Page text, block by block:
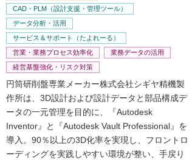
CAD・PLM（設計支援・管理ツール）
データ分析・活用
サービス＆サポート（たよれーる）
営業・業務プロセス効率化
業務データの活用
経営基盤強化・リスク対策
円筒研削盤専業メーカー株式会社シギヤ精機製
作所は、3D設計および設計データと部品構成デ
ータの一元管理を目的に、『Autodesk
Inventor』と『Autodesk Vault Professional』を
導入。90％以上の3D化率を実現し、フロントロ
ーディングを実践しやすい環境が整い、手戻り